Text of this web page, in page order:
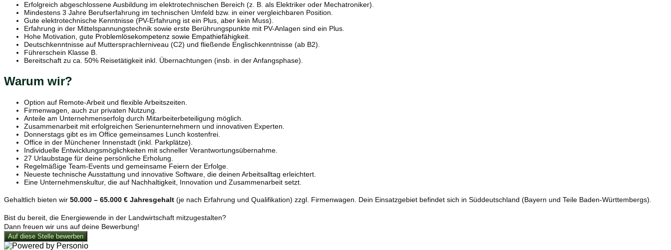
Erfolgreich abgeschlossene Ausbildung im elektrotechnischen Bereich (z. B. als Elektriker oder Mechatroniker).
Mindestens 3 Jahre Berufserfahrung im technischen Umfeld bzw. in einer vergleichbaren Position.
Gute elektrotechnische Kenntnisse (PV-Erfahrung ist ein Plus, aber kein Muss).
Erfahrung in der Mittelspannungstechnik sowie erste Berührungspunkte mit PV-Anlagen sind ein Plus.
Hohe Motivation, gute Problemlösekompetenz sowie Empathiefähigkeit.
Deutschkenntnisse auf Muttersprachlerniveau (C2) und fließende Englischkenntnisse (ab B2).
Führerschein Klasse B.
Bereitschaft zu ca. 50% Reisetätigkeit inkl. Übernachtungen (insb. in der Anfangsphase).
Warum wir?
Option auf Remote-Arbeit und flexible Arbeitszeiten.
Firmenwagen, auch zur privaten Nutzung.
Anteile am Unternehmenserfolg durch Mitarbeiterbeteiligung möglich.
Zusammenarbeit mit erfolgreichen Serienunternehmern und innovativen Experten.
Donnerstags gibt es im Office gemeinsames Lunch kostenfrei.
Office in der Münchener Innenstadt (inkl. Parkplätze).
Individuelle Entwicklungsmöglichkeiten mit schneller Verantwortungsübernahme.
27 Urlaubstage für deine persönliche Erholung.
Regelmäßige Team-Events und gemeinsame Feiern der Erfolge.
Neueste technische Ausstattung und innovative Software, die deinen Arbeitsalltag erleichtert.
Eine Unternehmenskultur, die auf Nachhaltigkeit, Innovation und Zusammenarbeit setzt.
Gehaltlich bieten wir 50.000 – 65.000 € Jahresgehalt (je nach Erfahrung und Qualifikation) zzgl. Firmenwagen. Dein Einsatzgebiet befindet sich in Süddeutschland (Bayern und Teile Baden-Württembergs).
Bist du bereit, die Energiewende in der Landwirtschaft mitzugestalten?
Dann freuen wir uns auf deine Bewerbung!
Auf diese Stelle bewerben